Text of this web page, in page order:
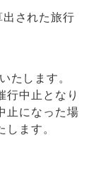
された旅行
たします。
行中止となり
止になった場
ます。